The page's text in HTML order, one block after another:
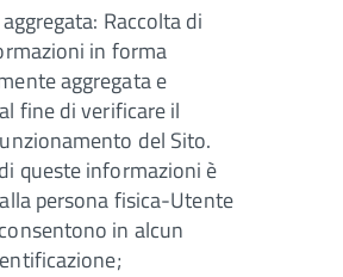
Raccolta di
in forma
aggregata e
fine di verificare il
del Sito.
queste informazioni è
persona fisica-Utente
in alcun